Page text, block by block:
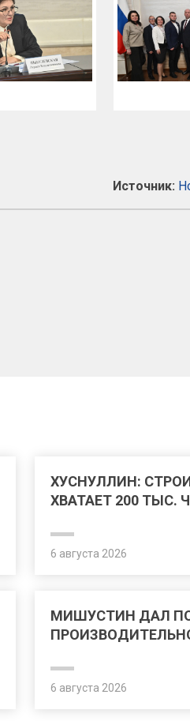
Источник:
ХУСНУЛЛИН:
ХВАТАЕТ 200 ТЫС.
6 августа 2026
МИШУСТИН ДАЛ
6 августа 2026